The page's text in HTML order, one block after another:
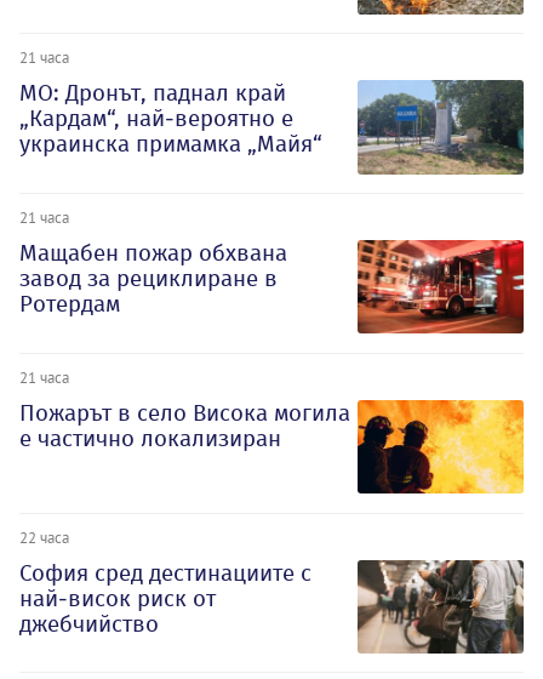
21 часа
МО: Дронът, паднал край
„Кардам“, най-вероятно е
украинска примамка „Майя“
21 часа
Мащабен пожар обхвана
завод за рециклиране в
Ротердам
21 часа
Пожарът в село Висока могила
е частично локализиран
22 часа
София сред дестинациите с
най-висок риск от
джебчийство